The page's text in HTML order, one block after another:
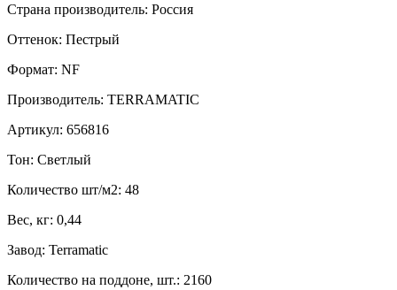
Страна производитель: Россия
Оттенок: Пестрый
Формат: NF
Производитель: TERRAMATIC
Артикул: 656816
Тон: Светлый
Количество шт/м2: 48
Вес, кг: 0,44
Завод: Terramatic
Количество на поддоне, шт.: 2160